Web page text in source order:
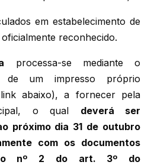
em estabelecimento de
reconhecido.
processa-se mediante o
de um impresso próprio
abaixo), a fornecer pela
o qual deverá ser
próximo dia 31 de outubro
com os documentos
no nº 2 do art. 3º do